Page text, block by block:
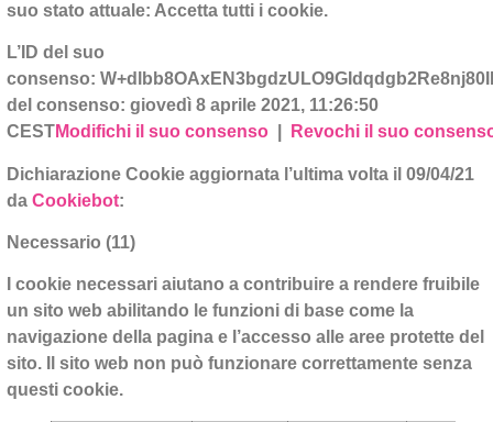
suo stato attuale: Accetta tutti i cookie.
L’ID del suo
consenso:
del consenso: giovedì 8 aprile 2021, 11:26:50
CESTModifichi il suo consenso Revochi il suo
Dichiarazione Cookie aggiornata l’ultima volta il 09/04/21
da Cookiebot:
Necessario (11)
I cookie necessari aiutano a contribuire a rendere fruibile
un sito web abilitando le funzioni di base come la
navigazione della pagina e l’accesso alle aree protette del
sito. Il sito web non può funzionare correttamente senza
questi cookie.